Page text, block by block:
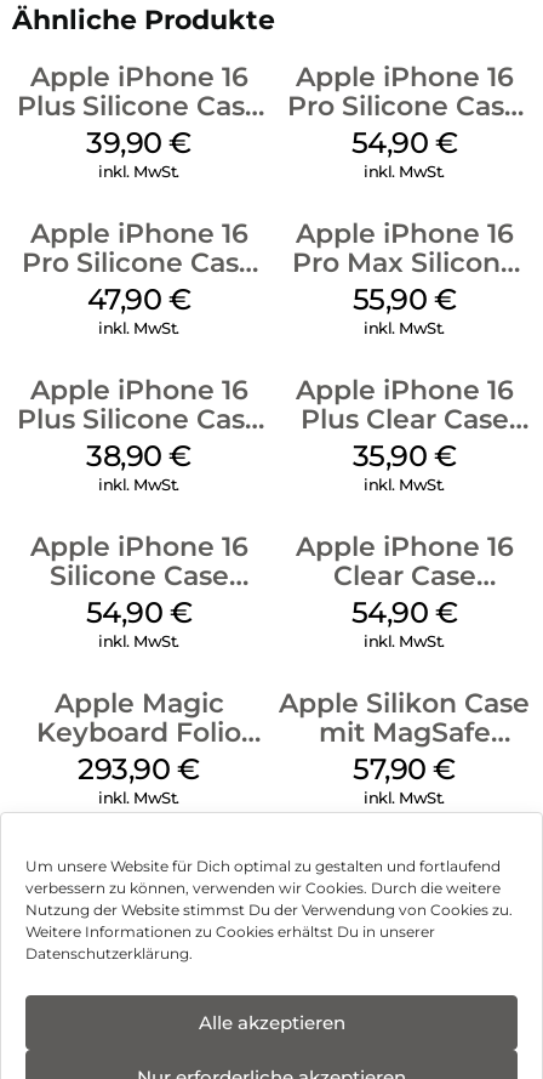
Um unsere Website für Dich optimal zu gestalten und fortlaufend
verbessern zu können, verwenden wir Cookies. Durch die weitere
Nutzung der Website stimmst Du der Verwendung von Cookies zu.
Weitere Informationen zu Cookies erhältst Du in unserer
Datenschutzerklärung.
Alle akzeptieren
Ähnliche Produkte
Apple iPhone 16
Plus Silicone Case
MagSafe Plum
39,90€
inkl. MwSt.
Apple iPhone 16
Pro Silicone Case
MagSafe Black
54,90 €
inkl. MwSt.
Apple iPhone 16
Pro Silicone Case
MagSafe Denim
47,90 €
inkl. MwSt.
Apple iPhone 16
Pro Max Silicone
Case MagSafe
Stone Gray
55,90 €
inkl. MwSt.
Apple iPhone 16
Plus Silicone Case
MagSafe Denim
38,90€
inkl. MwSt.
Apple iPhone 16
Plus Clear Case
MagSafe
Transparent
35,90 €
inkl. MwSt.
Apple iPhone 16
Silicone Case
MagSafe Lake
Green
54,90 €
inkl. MwSt.
Apple iPhone 16
Clear Case
MagSafe
Transparent
54,90 €
inkl. MwSt.
Apple Magic
Keyboard Folio
iPad 10.9″ (10.Gen.)
Weiß
293,90€
inkl. MwSt.
Apple Silikon Case
mit MagSafe
iPhone 14 Pro
(PRODUCT)RED
57,90€
inkl. MwSt.
Impressum